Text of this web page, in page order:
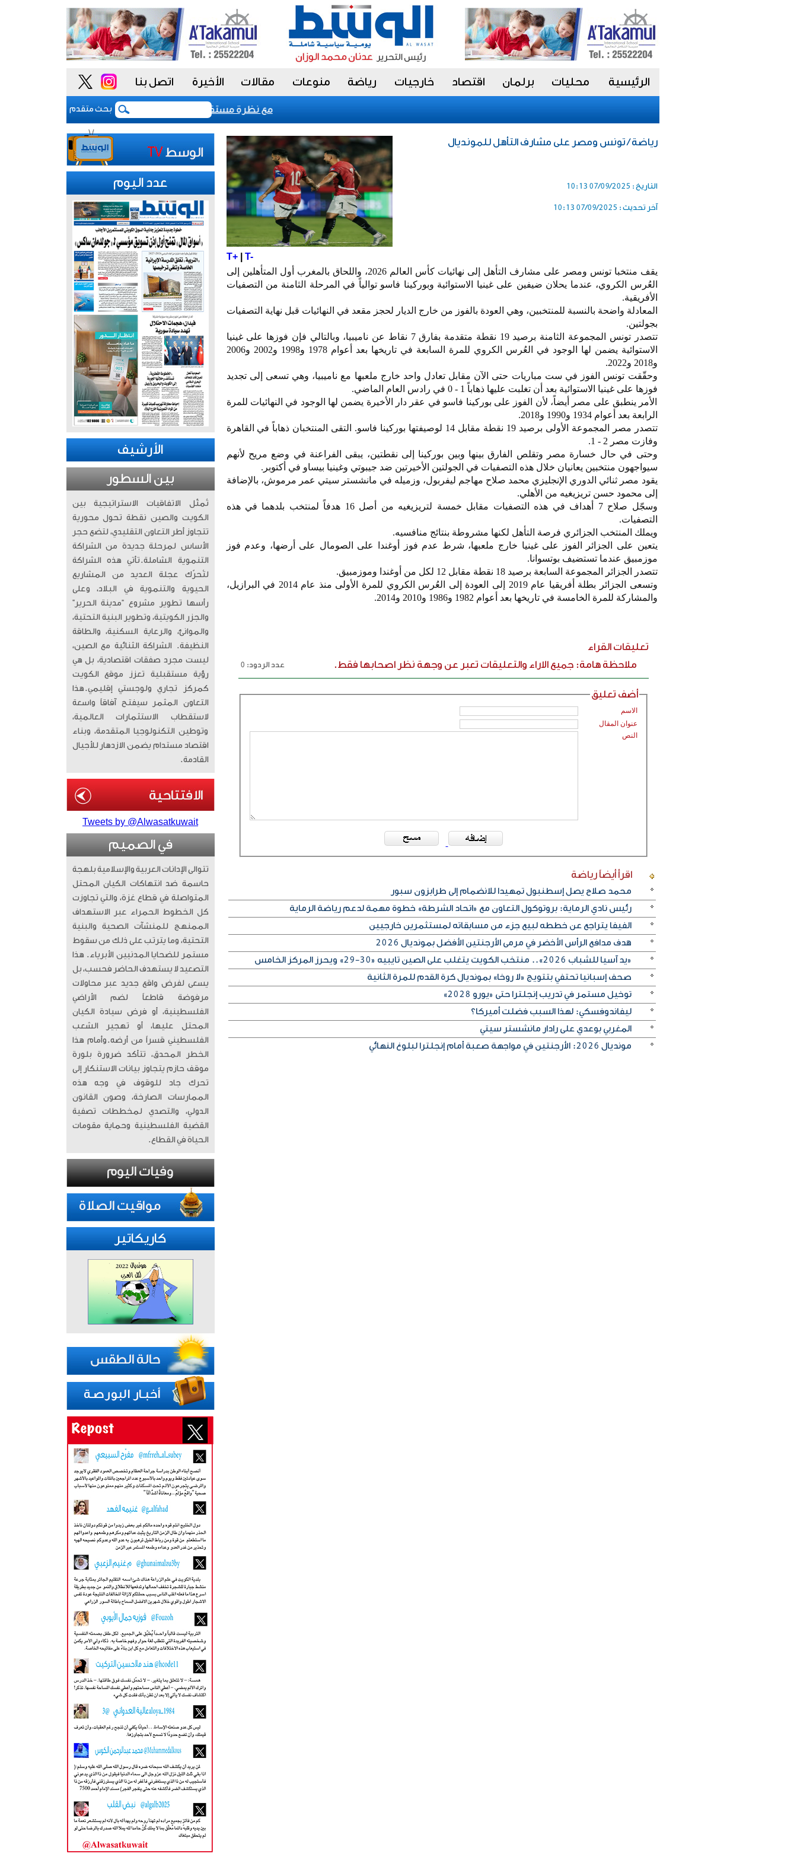
الرئيسية محليات برلمان اقتصاد خارجيات رياضة منوعات مقالات الأخيرة اتصل بنا
بحث متقدم بعد 5 أشهر من الحرب.. بوادر اتفاق "وشيك" لفتح مضيق هرمز «فيتش» تؤكد التصنيف السيادي للكويت عند «-aa» مع نظرة مستقبلية مستقرة
رياضة / تونس ومصر على مشارف التأهل للمونديال
التاريخ : 07/09/2025 10:13
آخر تحديث : 07/09/2025 10:13
T+| T-
يقف منتخبا تونس ومصر على مشارف التأهل إلى نهائيات كأس العالم 2026، واللحاق بالمغرب أول المتأهلين إلى
العُرس الكروي، عندما يحلان ضيفين على غينيا الاستوائية وبوركينا فاسو توالياً في المرحلة الثامنة من التصفيات
الأفريقية.
المعادلة واضحة بالنسبة للمنتخبين، وهي العودة بالفوز من خارج الديار لحجز مقعد في النهائيات قبل نهاية التصفيات
بجولتين.
تتصدر تونس المجموعة الثامنة برصيد 19 نقطة متقدمة بفارق 7 نقاط عن ناميبيا، وبالتالي فإن فوزها على غينيا
الاستوائية يضمن لها الوجود في العُرس الكروي للمرة السابعة في تاريخها بعد أعوام 1978 و1998 و2002 و2006
و2018 و2022.
وحقّقت تونس الفوز في ست مباريات حتى الآن مقابل تعادل واحد خارج ملعبها مع ناميبيا، وهي تسعى إلى تجديد
فوزها على غينيا الاستوائية بعد أن تغلبت عليها ذهاباً 1 - 0 في رادس العام الماضي.
الأمر ينطبق على مصر أيضاً، لأن الفوز على بوركينا فاسو في عقر دار الأخيرة يضمن لها الوجود في النهائيات للمرة
الرابعة بعد أعوام 1934 و1990 و2018.
تتصدر مصر المجموعة الأولى برصيد 19 نقطة مقابل 14 لوصيفتها بوركينا فاسو. التقى المنتخبان ذهاباً في القاهرة
وفازت مصر 2 - 1.
وحتى في حال خسارة مصر وتقلص الفارق بينها وبين بوركينا إلى نقطتين، يبقى الفراعنة في وضع مريح لأنهم
سيواجهون منتخبين يعانيان خلال هذه التصفيات في الجولتين الأخيرتين ضد جيبوتي وغينيا بيساو في أكتوبر.
يقود مصر ثنائي الدوري الإنجليزي محمد صلاح مهاجم ليفربول، وزميله في مانشستر سيتي عمر مرموش، بالإضافة
إلى محمود حسن تريزيغيه من الأهلي.
وسجّل صلاح 7 أهداف في هذه التصفيات مقابل خمسة لتريزيغيه من أصل 16 هدفاً لمنتخب بلدهما في هذه
التصفيات.
ويملك المنتخب الجزائري فرصة التأهل لكنها مشروطة بنتائج منافسيه.
يتعين على الجزائر الفوز على غينيا خارج ملعبها، شرط عدم فوز أوغندا على الصومال على أرضها، وعدم فوز
موزمبيق عندما تستضيف بوتسوانا.
تتصدر الجزائر المجموعة السابعة برصيد 18 نقطة مقابل 12 لكل من أوغندا وموزمبيق.
وتسعى الجزائر بطلة أفريقيا عام 2019 إلى العودة إلى العُرس الكروي للمرة الأولى منذ عام 2014 في البرازيل،
والمشاركة للمرة الخامسة في تاريخها بعد أعوام 1982 و1986 و2010 و2014.
تعليقات القراء
ملاحظة هامة: جميع الاراء والتعليقات تعبر عن وجهة نظر اصحابها فقط.
عدد الردود: 0
أضف تعليق
الاسم
عنوان المقال
النص
اقرأ أيضاًرياضة
محمد صلاح يصل إسطنبول تمهيدا للانضمام إلى طرابزون سبور
رئيس نادي الرماية: بروتوكول التعاون مع «اتحاد الشرطة» خطوة مهمة لدعم رياضة الرماية
الفيفا يتراجع عن خططه لبيع جزء من مسابقاته لمستثمرين خارجيين
هدف مدافع الرأس الأخضر في مرمى الأرجنتين الأفضل بمونديال 2026
«يد آسيا للشباب 2026».. منتخب الكويت يتغلب على الصين تايبيه «30-29» ويحرز المركز الخامس
صحف إسبانيا تحتفي بتتويج «لا روخا» بمونديال كرة القدم للمرة الثانية
توخيل مستمر في تدريب إنجلترا حتى «يورو 2028»
ليفاندوفسكي: لهذا السبب فضلت أميركا؟
المغربي بوعدي على رادار مانشستر سيتي
مونديال 2026: الأرجنتين في مواجهة صعبة أمام إنجلترا لبلوغ النهائي
عدد اليوم
الأرشيف
بين السطور
تُمثّل الاتفاقيات الاستراتيجية بين
الكويت والصين نقطة تحول محورية
تتجاوز أطر التعاون التقليدي، لتضع حجر
الأساس لمرحلة جديدة من الشراكة
التنموية الشاملة. ​تأتي هذه الشراكة
لتُحرّك عجلة العديد من المشاريع
الحيوية والتنموية في البلاد، وعلى
رأسها تطوير مشروع “مدينة الحرير”
والجزر الكويتية، وتطوير البنية التحتية،
والموانئ، والرعاية السكنية، والطاقة
النظيفة. الشراكة الثنائية مع الصين،
ليست مجرد صفقات اقتصادية، بل هي
رؤية مستقبلية تعزز موقع الكويت
كمركز تجاري ولوجستي إقليمي. ​هذا
التعاون المثمر سيفتح آفاقاً واسعة
لاستقطاب الاستثمارات العالمية،
وتوطين التكنولوجيا المتقدمة، وبناء
اقتصاد مستدام يضمن الازدهار للأجيال
القادمة.
Tweets by @Alwasatkuwait
في الصميم
تتوالى الإدانات العربية والإسلامية بلهجة
حاسمة ضد انتهاكات الكيان المحتل
المتواصلة في قطاع غزة، والتي تجاوزت
كل الخطوط الحمراء عبر الاستهداف
الممنهج للمنشآت الصحية والبنية
التحتية، وما يترتب على ذلك من سقوط
مستمر للضحايا المدنيين الأبرياء. ​ هذا
التصعيد لا يستهدف الحاضر فحسب، بل
يسعى لفرض واقع جديد عبر محاولات
مرفوضة قاطعاً لضم الأراضي
الفلسطينية، أو فرض سيادة الكيان
المحتل عليها، أو تهجير الشعب
الفلسطيني قسراً من أرضه. ​وأمام هذا
الخطر المحدق، تتأكد ضرورة بلورة
موقف حازم يتجاوز بيانات الاستنكار إلى
تحرك جاد للوقوف في وجه هذه
الممارسات الصارخة، وصون القانون
الدولي، والتصدي لمخططات تصفية
القضية الفلسطينية وحماية مقومات
الحياة في القطاع.
كاريكاتير